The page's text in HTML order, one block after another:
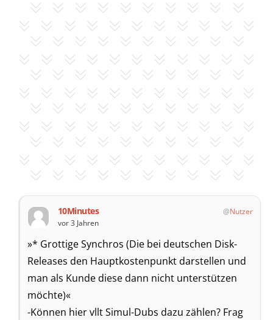
10Minutes
Nutzer
vor 3 Jahren
»* Grottige Synchros (Die bei deutschen Disk-
Releases den Hauptkostenpunkt darstellen und
man als Kunde diese dann nicht unterstützen
möchte)«
-Können hier vllt Simul-Dubs dazu zählen? Frag